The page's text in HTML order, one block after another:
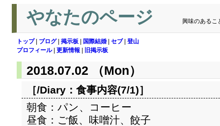
やなたのページ 興味のあるこ
トップ| ブログ| 掲示板 国際結婚 セブ| 登山
プロフィール| 更新情報 旧掲示板
2018.07.02 （Mon）
［/Diary： 食事内容(7/1)］
朝食：パン、コーヒー
昼食：ご飯、味噌汁、餃子